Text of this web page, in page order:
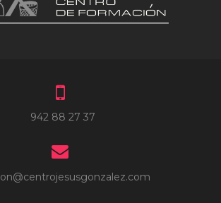
942 88 27 37